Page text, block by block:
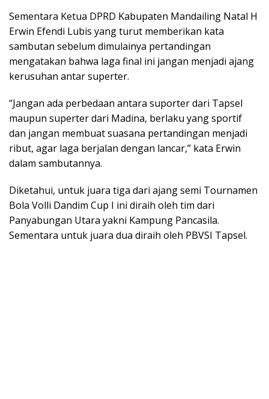
Sementara Ketua DPRD Kabupaten Mandailing Natal H
Erwin Efendi Lubis yang turut memberikan kata
sambutan sebelum dimulainya pertandingan
mengatakan bahwa laga final ini jangan menjadi ajang
kerusuhan antar superter.
“Jangan ada perbedaan antara suporter dari Tapsel
maupun superter dari Madina, berlaku yang sportif
dan jangan membuat suasana pertandingan menjadi
ribut, agar laga berjalan dengan lancar,” kata Erwin
dalam sambutannya.
Diketahui, untuk juara tiga dari ajang semi Tournamen
Bola Volli Dandim Cup I ini diraih oleh tim dari
Panyabungan Utara yakni Kampung Pancasila.
Sementara untuk juara dua diraih oleh PBVSI Tapsel.